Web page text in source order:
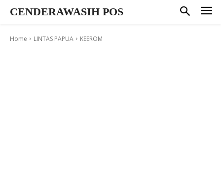
CENDERAWASIH POS
Home LINTAS PAPUA KEEROM